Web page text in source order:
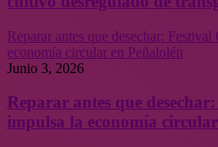
Reparar antes que desechar:
economía circular en Peñalolén
Junio 3, 2026
Reparar antes que
impulsa la economía